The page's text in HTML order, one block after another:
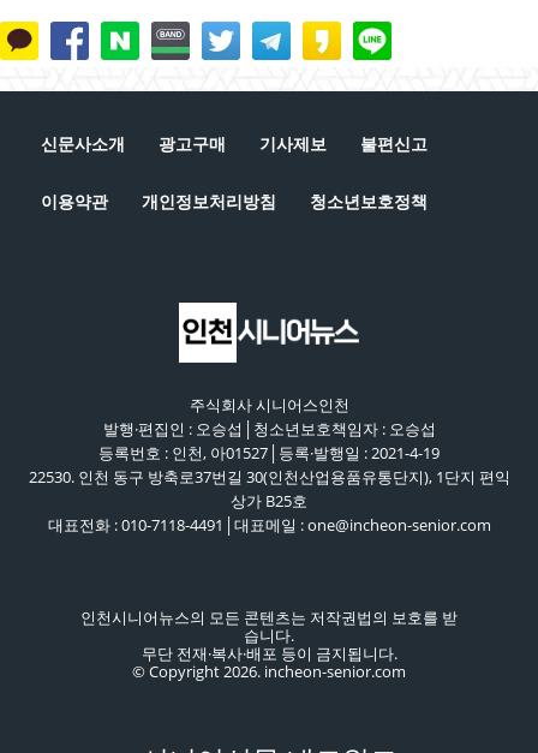
신문사소개 광고구매 기사제보 불편신고
이용약관 개인정보처리방침 청소년보호정책
주식회사 시니어스인천
발행·편집인 : 오승섭│청소년보호책임자 : 오승섭
등록번호 : 인천, 아01527│등록·발행일 : 2021-4-19
22530. 인천 동구 방축로37번길 30(인천산업용품유통단지), 1단지 편익
상가 B25호
대표전화 : 010-7118-4491│대표메일 : one@incheon-senior.com
인천시니어뉴스의 모든 콘텐츠는 저작권법의 보호를 받
습니다.
무단 전재·복사·배포 등이 금지됩니다.
© Copyright 2026. incheon-senior.com